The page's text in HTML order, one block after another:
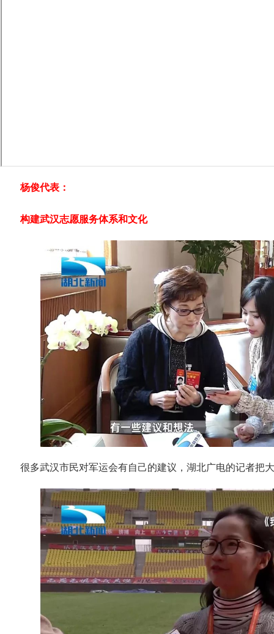
杨俊代表：
构建武汉志愿服务体系和文化
很多武汉市民对军运会有自己的建议，湖北广电的记者把